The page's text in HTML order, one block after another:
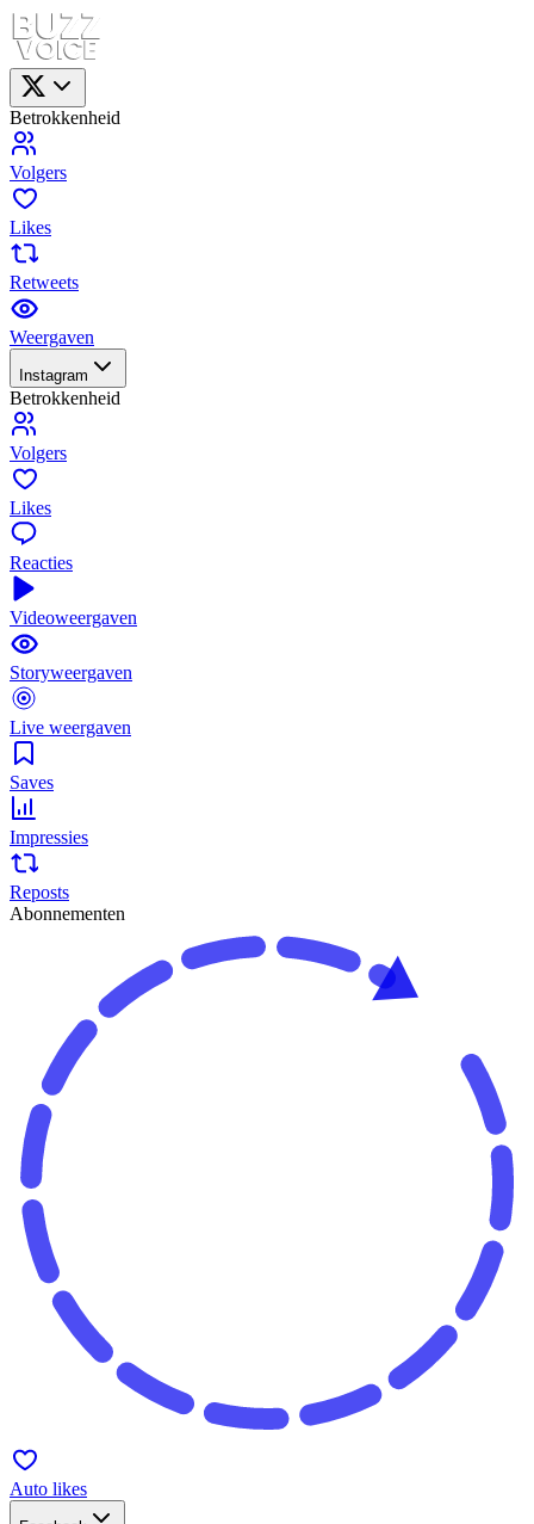
Betrokkenheid
Volgers
Likes
Retweets
Weergaven
Instagram
Betrokkenheid
Volgers
Likes
Reacties
Videoweergaven
Storyweergaven
Live weergaven
Saves
Impressies
Reposts
Abonnementen
Auto likes